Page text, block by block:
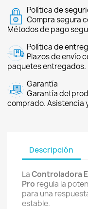
Política de
Compra segura
Métodos de pago
Política de
Plazos de envío
paquetes entregados.
Garantía
Garantía del
comprado. Asistencia
Descripción
LaControladora
Pro regula la
para una
estable.